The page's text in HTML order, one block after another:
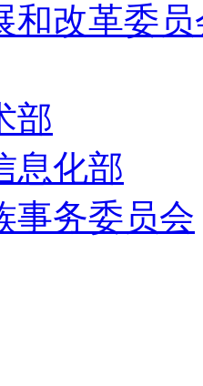
和改革委
部
息化部
事务委员会